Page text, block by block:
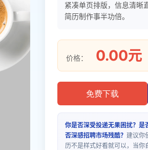
紧凑单页排版，信息清晰
简历制作事半功倍。
价格： 0.00元
免费下载
你是否深受投递无果困扰？是
否深感招聘市场残酷？ 建议你
历不是样式好看就可以，当你